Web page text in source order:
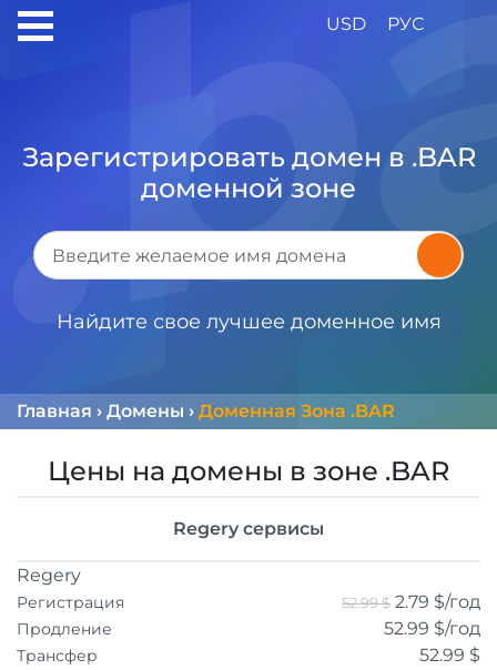
USD РУС
Зарегистрировать домен в .BAR
доменной зоне
Найдите свое лучшее доменное имя
Главная › Домены › Доменная Зона .BAR
Цены на домены в зоне .BAR
Regery сервисы
Regery
Регистрация 52.99 $ 2.79 $/год
Продление 52.99 $/год
Трансфер 52.99 $